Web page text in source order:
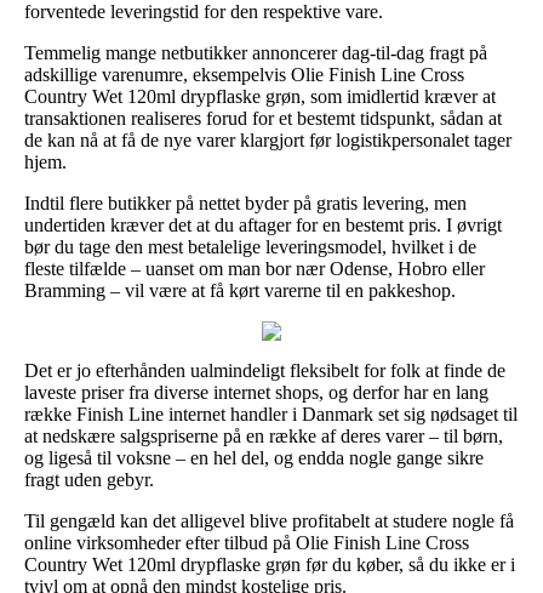
forventede leveringstid for den respektive vare.
Temmelig mange netbutikker annoncerer dag-til-dag fragt på
adskillige varenumre, eksempelvis Olie Finish Line Cross
Country Wet 120ml drypflaske grøn, som imidlertid kræver at
transaktionen realiseres forud for et bestemt tidspunkt, sådan at
de kan nå at få de nye varer klargjort før logistikpersonalet tager
hjem.
Indtil flere butikker på nettet byder på gratis levering, men
undertiden kræver det at du aftager for en bestemt pris. I øvrigt
bør du tage den mest betalelige leveringsmodel, hvilket i de
fleste tilfælde – uanset om man bor nær Odense, Hobro eller
Bramming – vil være at få kørt varerne til en pakkeshop.
Det er jo efterhånden ualmindeligt fleksibelt for folk at finde de
laveste priser fra diverse internet shops, og derfor har en lang
række Finish Line internet handler i Danmark set sig nødsaget til
at nedskære salgspriserne på en række af deres varer – til børn,
og ligeså til voksne – en hel del, og endda nogle gange sikre
fragt uden gebyr.
Til gengæld kan det alligevel blive profitabelt at studere nogle få
online virksomheder efter tilbud på Olie Finish Line Cross
Country Wet 120ml drypflaske grøn før du køber, så du ikke er i
tvivl om at opnå den mindst kostelige pris.